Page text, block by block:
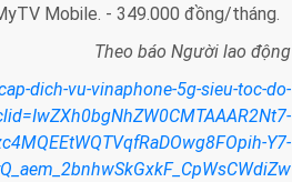
Mobile. - 349.000 đồng/tháng.
Theo báo Người lao động
dich-vu-vinaphone-5g-sieu-toc-do-
Y7-